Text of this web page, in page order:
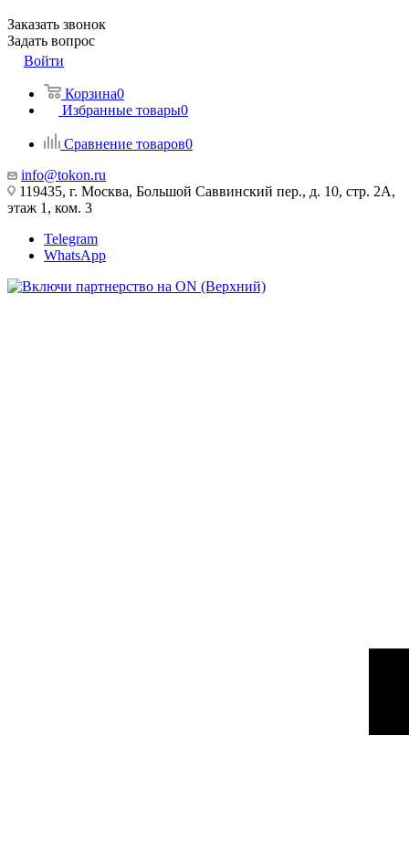
Заказать звонок
Задать вопрос
Войти
Корзина0
Избранные товары0
Сравнение товаров0
info@tokon.ru
119435, г. Москва, Большой Саввинский пер., д. 10, стр. 2А,
этаж 1, ком. 3
Telegram
WhatsApp